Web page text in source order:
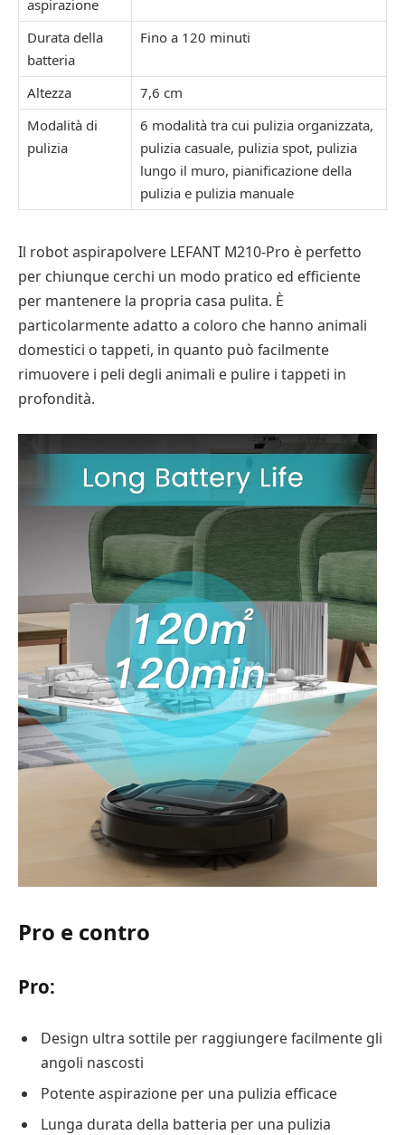
aspirazione
Durata della
batteria
Fino a 120 minuti
Altezza
7,6 cm
Modalità di
pulizia
6 modalità tra cui pulizia organizzata,
pulizia casuale, pulizia spot, pulizia
lungo il muro, pianificazione della
pulizia e pulizia manuale
Il robot aspirapolvere LEFANT M210-Pro è perfetto
per chiunque cerchi un modo pratico ed efficiente
per mantenere la propria casa pulita. È
particolarmente adatto a coloro che hanno animali
domestici o tappeti, in quanto può facilmente
rimuovere i peli degli animali e pulire i tappeti in
profondità.
Pro e contro
Pro:
Design ultra sottile per raggiungere facilmente gli
angoli nascosti
Potente aspirazione per una pulizia efficace
Lunga durata della batteria per una pulizia